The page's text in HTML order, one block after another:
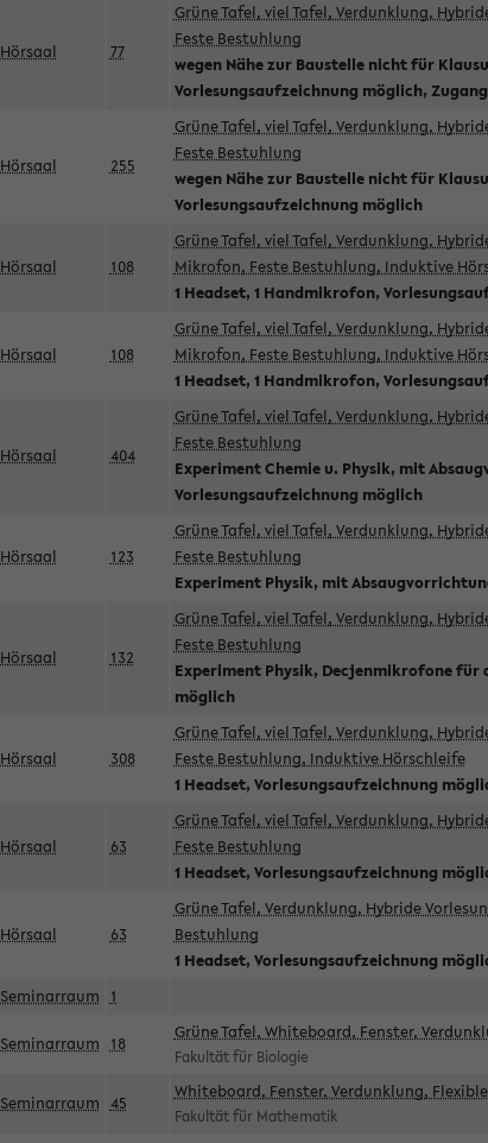
Hörsaal 77
Grüne Tafel, viel Tafel, Verdunklung,
Feste Bestuhlung
wegen Nähe zur Baustelle nicht für
Vorlesungsaufzeichnung möglich,
Hörsaal 255
Grüne Tafel, viel Tafel, Verdunklung,
Feste Bestuhlung
wegen Nähe zur Baustelle nicht für
Vorlesungsaufzeichnung möglich
Hörsaal 108
Grüne Tafel, viel Tafel, Verdunklung,
Mikrofon, Feste Bestuhlung, Induktive
1 Headset, 1 Handmikrofon,
Hörsaal 108
Grüne Tafel, viel Tafel, Verdunklung,
Mikrofon, Feste Bestuhlung, Induktive
1 Headset, 1 Handmikrofon,
Hörsaal 404
Grüne Tafel, viel Tafel, Verdunklung,
Feste Bestuhlung
Experiment Chemie u. Physik, mit
Vorlesungsaufzeichnung möglich
Hörsaal 123
Grüne Tafel, viel Tafel, Verdunklung,
Feste Bestuhlung
Experiment Physik, mit
Hörsaal 132
Grüne Tafel, viel Tafel, Verdunklung,
Feste Bestuhlung
Experiment Physik, Decjenmikrofone für
möglich
Hörsaal 308
Grüne Tafel, viel Tafel, Verdunklung,
Feste Bestuhlung, Induktive Hörschleife
1 Headset, Vorlesungsaufzeichnung
Hörsaal 63
Grüne Tafel, viel Tafel, Verdunklung,
Feste Bestuhlung
1 Headset, Vorlesungsaufzeichnung
Hörsaal 63
Grüne Tafel, Verdunklung, Hybride
Bestuhlung
1 Headset, Vorlesungsaufzeichnung
Seminarraum 1
Seminarraum 18
Grüne Tafel, Whiteboard, Fenster,
Fakultät für Biologie
Seminarraum 45
Whiteboard, Fenster, Verdunklung,
Fakultät für Mathematik